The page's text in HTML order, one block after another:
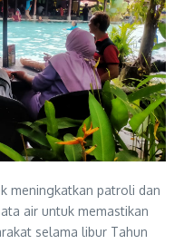
meningkatkan patroli dan
air untuk memastikan
selama libur Tahun